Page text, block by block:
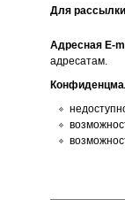
Для
Адресная E-
адресатам